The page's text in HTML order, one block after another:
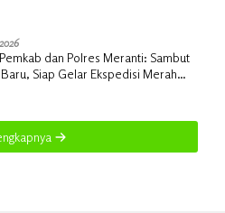
dan Polres Meranti: Sambut
Siap Gelar Ekspedisi Merah